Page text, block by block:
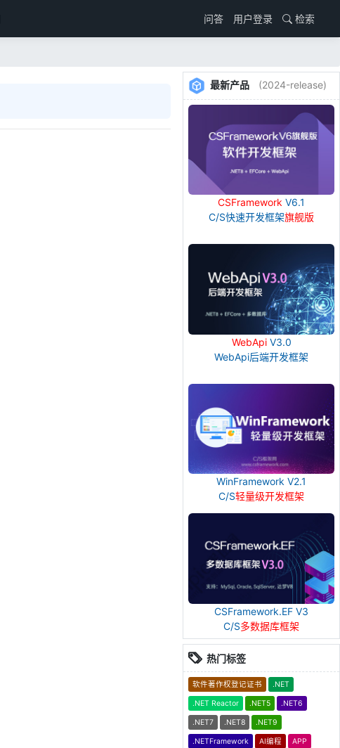
问答 用户登录 检索
最新产品 (2024-release)
CSFramework V6.1
C/S快速开发框架旗舰版
WebApiV3.0
WebApi后端开发框架
WinFramework V2.1
C/S轻量级开发框架
CSFramework.EF V3
C/S多数据库框架
热门标签
软件著作权登记证书 .NET
.NET Reactor .NET5 .NET6
.NET7 .NET8 .NET9
.NETFramework AI编程 APP